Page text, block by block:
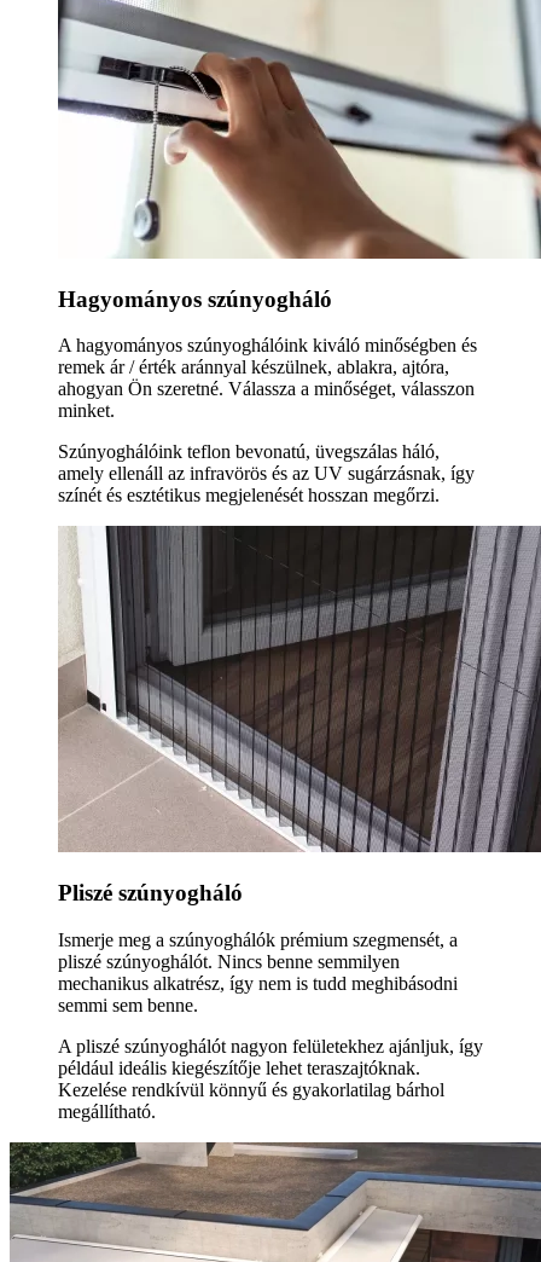
Hagyományos szúnyogháló
A hagyományos szúnyoghálóink kiváló minőségben és
remek ár / érték aránnyal készülnek, ablakra, ajtóra,
ahogyan Ön szeretné. Válassza a minőséget, válasszon
minket.
Szúnyoghálóink teflon bevonatú, üvegszálas háló,
amely ellenáll az infravörös és az UV sugárzásnak, így
színét és esztétikus megjelenését hosszan megőrzi.
Pliszé szúnyogháló
Ismerje meg a szúnyoghálók prémium szegmensét, a
pliszé szúnyoghálót. Nincs benne semmilyen
mechanikus alkatrész, így nem is tudd meghibásodni
semmi sem benne.
A pliszé szúnyoghálót nagyon felületekhez ajánljuk, így
például ideális kiegészítője lehet teraszajtóknak.
Kezelése rendkívül könnyű és gyakorlatilag bárhol
megállítható.